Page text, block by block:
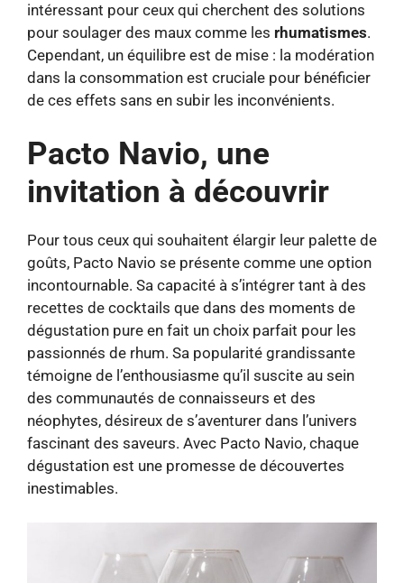
intéressant pour ceux qui cherchent des solutions
pour soulager des maux comme les rhumatismes.
Cependant, un équilibre est de mise : la modération
dans la consommation est cruciale pour bénéficier
de ces effets sans en subir les inconvénients.
Pacto Navio, une
invitation à découvrir
Pour tous ceux qui souhaitent élargir leur palette de
goûts, Pacto Navio se présente comme une option
incontournable. Sa capacité à s’intégrer tant à des
recettes de cocktails que dans des moments de
dégustation pure en fait un choix parfait pour les
passionnés de rhum. Sa popularité grandissante
témoigne de l’enthousiasme qu’il suscite au sein
des communautés de connaisseurs et des
néophytes, désireux de s’aventurer dans l’univers
fascinant des saveurs. Avec Pacto Navio, chaque
dégustation est une promesse de découvertes
inestimables.